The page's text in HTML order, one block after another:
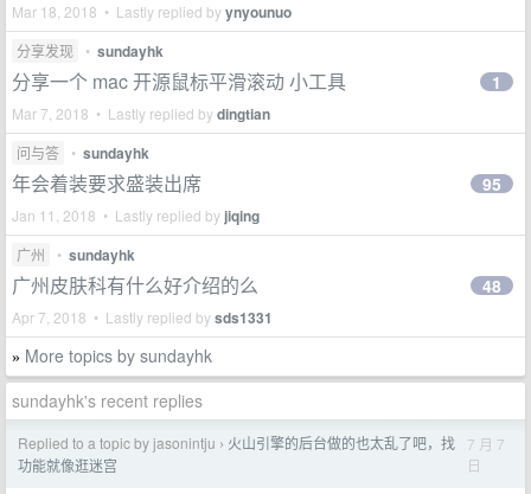
Mar 18, 2018 • Lastly replied byynyounuo
分享发现 • sundayhk
分享一个 mac 开源鼠标平滑滚动 小工具
Mar 7, 2018 • Lastly replied bydingtian
1
问与答 • sundayhk
年会着装要求盛装出席
Jan 11, 2018 • Lastly replied by jiqing
95
广州 • sundayhk
广州皮肤科有什么好介绍的么
Apr 7, 2018 • Lastly replied bysds1331
48
» More topics by sundayhk
sundayhk's recent replies
Replied to a topic by jasonintju › 火山引擎的后台做的也太乱了吧，找
功能就像逛迷宫
7 月 7
日